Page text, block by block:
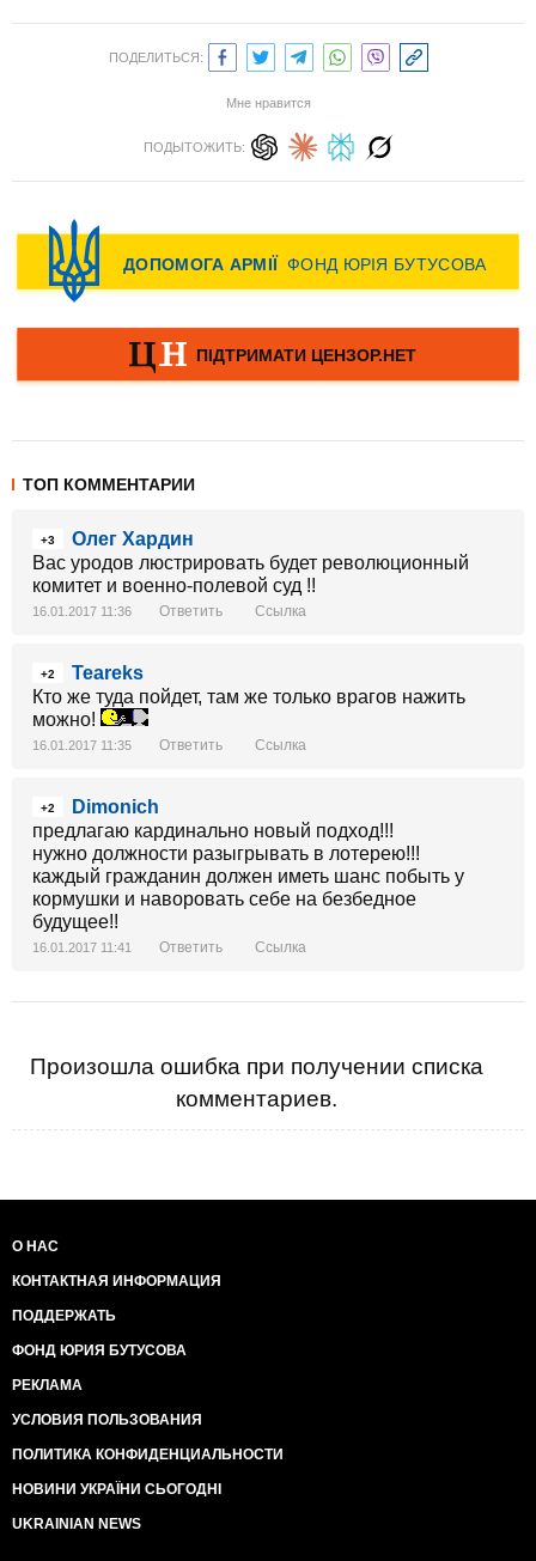
ПОДЕЛИТЬСЯ:
Мне нравится
ПОДЫТОЖИТЬ:
ТОП КОММЕНТАРИИ
+3
Олег Хардин
Вас уродов люстрировать будет революционный
комитет и военно-полевой суд !!
16.01.2017 11:36 Ответить Ссылка
+2
Teareks
Кто же туда пойдет, там же только врагов нажить
можно!
16.01.2017 11:35 Ответить Ссылка
+2
Dimonich
предлагаю кардинально новый подход!!!
нужно должности разыгрывать в лотерею!!!
каждый гражданин должен иметь шанс побыть у
кормушки и наворовать себе на безбедное
будущее!!
16.01.2017 11:41 Ответить Ссылка
Произошла ошибка при получении списка
комментариев.
О НАС
КОНТАКТНАЯ ИНФОРМАЦИЯ
ПОДДЕРЖАТЬ
ФОНД ЮРИЯ БУТУСОВА
РЕКЛАМА
УСЛОВИЯ ПОЛЬЗОВАНИЯ
ПОЛИТИКА КОНФИДЕНЦИАЛЬНОСТИ
НОВИНИ УКРАЇНИ СЬОГОДНІ
UKRAINIAN NEWS